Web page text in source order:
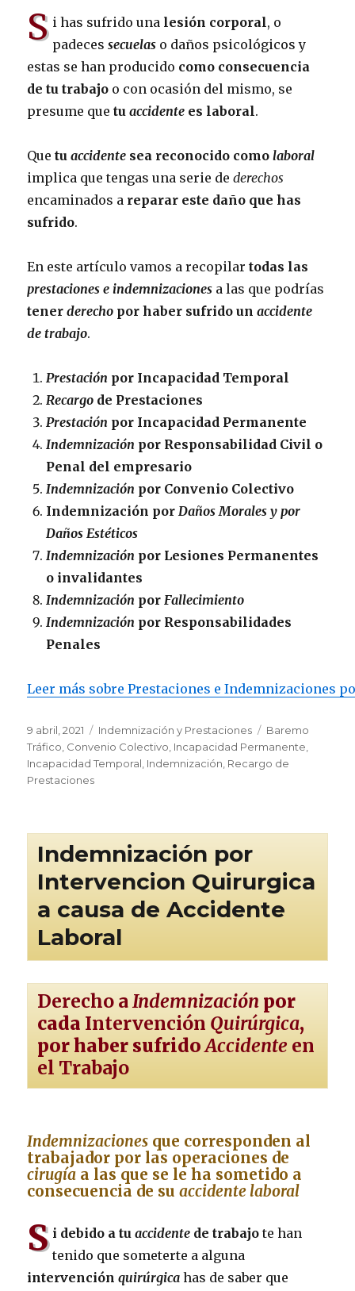
S i has sufrido una lesión corporal, o
padeces secuelaso daños psicológicos y
estas se han producido como consecuencia
de tu trabajo o con ocasión del mismo, se
presume quetuaccidente es laboral.
Quetuaccidente sea reconocido comolaboral
implica que tengas una serie dederechos
encaminados a reparar este daño que has
sufrido.
En este artículo vamos a recopilartodas las
prestaciones e indemnizaciones a las que podrías
tenerderecho por haber sufrido unaccidente
de trabajo.
Prestación por Incapacidad Temporal
Recargo de Prestaciones
Prestación por Incapacidad Permanente
Indemnización por Responsabilidad Civil o
Penal del empresario
Indemnización por Convenio Colectivo
Indemnización porDaños Morales y por
Daños Estéticos
Indemnización por Lesiones Permanentes
o invalidantes
Indemnización porFallecimiento
Indemnización por Responsabilidades
Penales
Leer más sobre Prestaciones e Indemnizaciones
Publicado
el
9 abril, 2021 Categorías
Indemnización y Prestaciones Etiquetas
Baremo
Tráfico Convenio Colectivo Incapacidad Permanente
Incapacidad Temporal Indemnización Recargo de
Prestaciones
Indemnización por
Intervencion Quirurgica
a causa de Accidente
Laboral
Derecho aIndemnización por
cada Intervención Quirúrgica,
por haber sufridoAccidente en
el Trabajo
Indemnizaciones que corresponden al
trabajador por las operaciones de
cirugía a las que se le ha sometido a
consecuencia de suaccidente laboral
S i debido a tu accidentede trabajote han
tenido que someterte a alguna
intervenciónquirúrgica has de saber que